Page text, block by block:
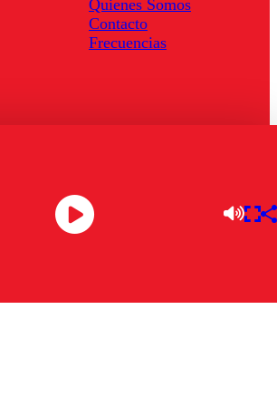
Quienes Somos
Contacto
Frecuencias
Descarga la APP